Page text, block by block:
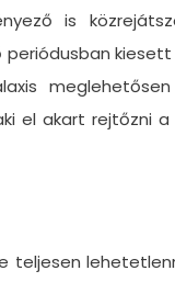
is
kiesett
el akart rejtőzni a
teljesen